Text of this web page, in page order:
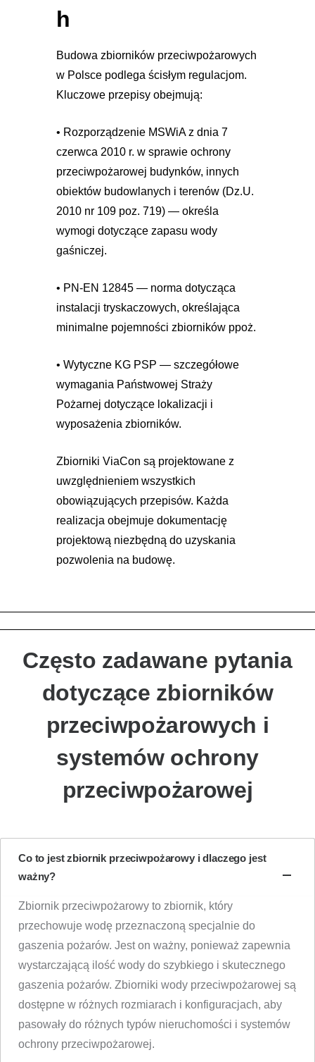
h
Budowa zbiorników przeciwpożarowych
w Polsce podlega ścisłym regulacjom.
Kluczowe przepisy obejmują:
• Rozporządzenie MSWiA z dnia 7
czerwca 2010 r. w sprawie ochrony
przeciwpożarowej budynków, innych
obiektów budowlanych i terenów (Dz.U.
2010 nr 109 poz. 719) — określa
wymogi dotyczące zapasu wody
gaśniczej.
• PN-EN 12845 — norma dotycząca
instalacji tryskaczowych, określająca
minimalne pojemności zbiorników ppoż.
• Wytyczne KG PSP — szczegółowe
wymagania Państwowej Straży
Pożarnej dotyczące lokalizacji i
wyposażenia zbiorników.
Zbiorniki ViaCon są projektowane z
uwzględnieniem wszystkich
obowiązujących przepisów. Każda
realizacja obejmuje dokumentację
projektową niezbędną do uzyskania
pozwolenia na budowę.
Często zadawane pytania
dotyczące zbiorników
przeciwpożarowych i
systemów ochrony
przeciwpożarowej
Co to jest zbiornik przeciwpożarowy i dlaczego jest
ważny?
Zbiornik przeciwpożarowy to zbiornik, który
przechowuje wodę przeznaczoną specjalnie do
gaszenia pożarów. Jest on ważny, ponieważ zapewnia
wystarczającą ilość wody do szybkiego i skutecznego
gaszenia pożarów. Zbiorniki wody przeciwpożarowej są
dostępne w różnych rozmiarach i konfiguracjach, aby
pasowały do różnych typów nieruchomości i systemów
ochrony przeciwpożarowej.